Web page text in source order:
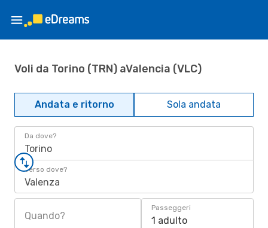
Voli da Torino (TRN) aValencia (VLC)
Andata e ritorno Sola andata
Da dove?
Torino
Verso dove?
Valenza
Quando?
Passeggeri
1 adulto